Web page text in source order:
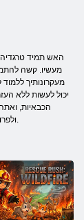
האש תמיד
מעשיו. קשה
מעקרונותיך
יכול לעשות ללא
הכבאיות,
ולפרוץ בשטח גדול יותר. כוון את הצינור על הלהבות וסילון מים זה מים.